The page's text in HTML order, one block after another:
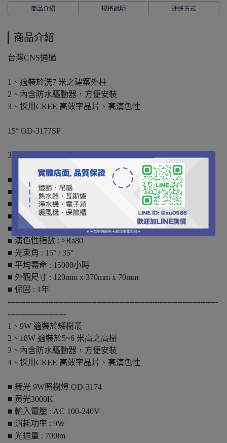
商品介紹 規格說明 運送方式
商品介紹
台灣CNS通過
1、適裝於洗7 米之建築外柱
2、內含防水驅動器，方便安裝
3、採用CREE 高效率晶片、高演色性
15° OD-3177SP
35° OD-3177
■ 舞光 18W照樹燈 15° OD-3177SP / 35° OD-3177
■ 黃光3000K
■ 輸入電壓 : AC 100-240V
■ 消耗功率 : 18W
■ 光通量 : 1450lm
■ 演色性指數 : >Ra80
■ 光束角 : 15° / 35°
■ 平均壽命 : 15000小時
■ 外觀尺寸 : 120mm x 370mm x 70mm
■ 保固 : 1年
-----------------------------------------------------------------------------------
-----------------------
1、9W 適裝於矮樹叢
2、18W 適裝於5~6 米高之高樹
3、內含防水驅動器，方便安裝
4、採用CREE 高效率晶片、高演色性
■ 舞光 9W照樹燈 OD-3174
■ 黃光3000K
■ 輸入電壓 : AC 100-240V
■ 消耗功率 : 9W
■ 光通量 : 700lm